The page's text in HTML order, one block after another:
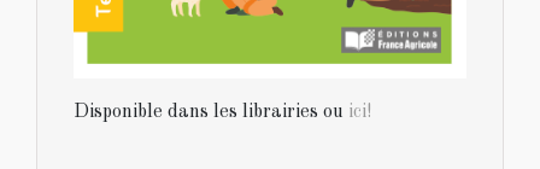
Disponible dans les librairies ou ici!